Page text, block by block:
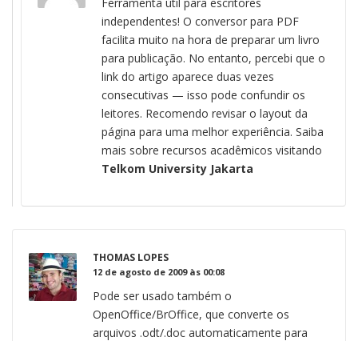
independentes! O conversor para PDF
facilita muito na hora de preparar um livro
para publicação. No entanto, percebi que o
link do artigo aparece duas vezes
consecutivas — isso pode confundir os
leitores. Recomendo revisar o layout da
página para uma melhor experiência. Saiba
mais sobre recursos acadêmicos visitando
Telkom University Jakarta
THOMAS LOPES
12 de agosto de 2009 às 00:08
Pode ser usado também o
OpenOffice/BrOffice, que converte os
arquivos .odt/.doc automaticamente para